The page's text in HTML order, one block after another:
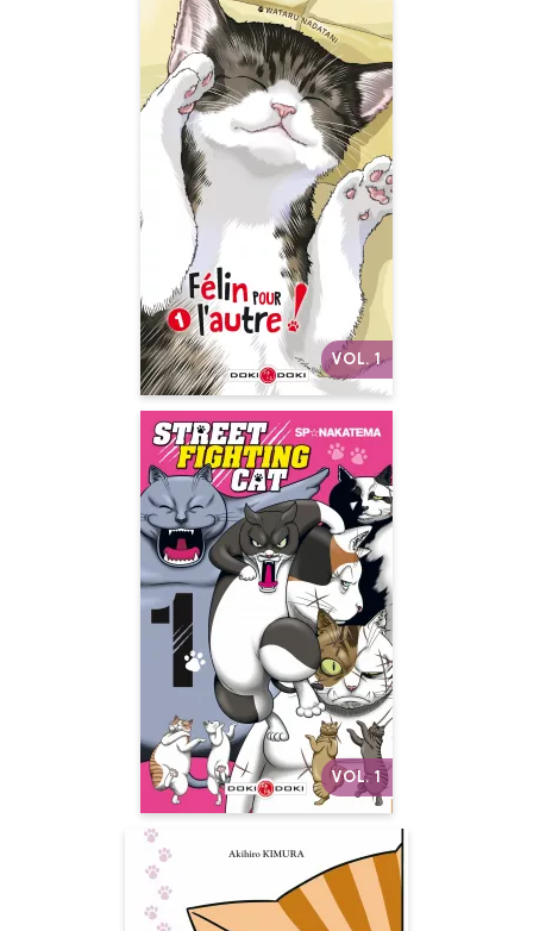
VOL. 1
Félin pour
l'autre !
Vol. 01
Date de parution :
06/03/2019
Une comédie délirante et
pleine d'action sur les fous
des chats !
Autres volumes
VOL. 1
Street Fighting
Cat
Vol. 01
Date de parution :
05/07/2017
Les chats passent en mode
badass !
Autres volumes